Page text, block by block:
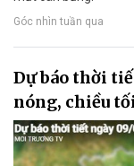
Góc nhìn tuần qua
Dự báo thời
nóng, chiều